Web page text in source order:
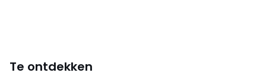
Te ontdekken